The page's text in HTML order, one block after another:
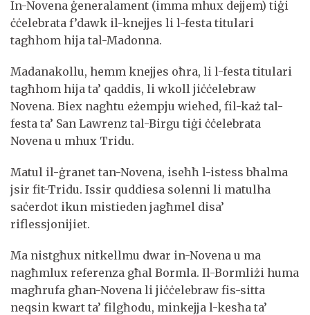
In-Novena ġeneralament (imma mhux dejjem) tiġi
ċċelebrata f’dawk il-knejjes li l-festa titulari
tagħhom hija tal-Madonna.
Madanakollu, hemm knejjes oħra, li l-festa titulari
tagħhom hija ta’ qaddis, li wkoll jiċċelebraw
Novena. Biex nagħtu eżempju wieħed, fil-każ tal-
festa ta’ San Lawrenz tal-Birgu tiġi ċċelebrata
Novena u mhux Tridu.
Matul il-ġranet tan-Novena, iseħħ l-istess bħalma
jsir fit-Tridu. Issir quddiesa solenni li matulha
saċerdot ikun mistieden jagħmel disa’
riflessjonijiet.
Ma nistgħux nitkellmu dwar in-Novena u ma
nagħmlux referenza għal Bormla. Il-Bormliżi huma
magħrufa għan-Novena li jiċċelebraw fis-sitta
neqsin kwart ta’ filgħodu, minkejja l-kesħa ta’